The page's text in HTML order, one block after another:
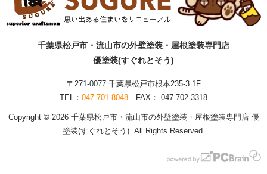
千葉県松戸市・流山市の外壁塗装・屋根塗装専門店
優塗装(すぐれとそう)
〒271-0077 千葉県松戸市根本235-3 1F
TEL： 047-701-8048 FAX： 047-702-3318
Copyright © 2026 千葉県松戸市・流山市の外壁塗装・屋根塗装専門店 優
塗装(すぐれとそう). All Rights Reserved.